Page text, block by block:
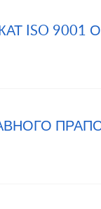
ISO 9001